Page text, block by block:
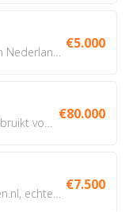
€5.000
€80.000
€7.500